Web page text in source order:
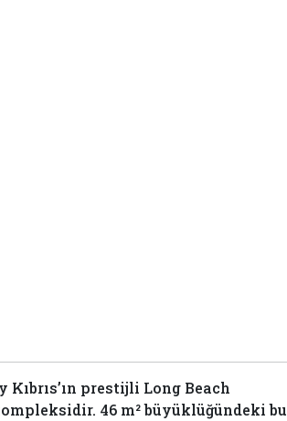
prestijli Long Beach
46 m² büyüklüğündeki bu